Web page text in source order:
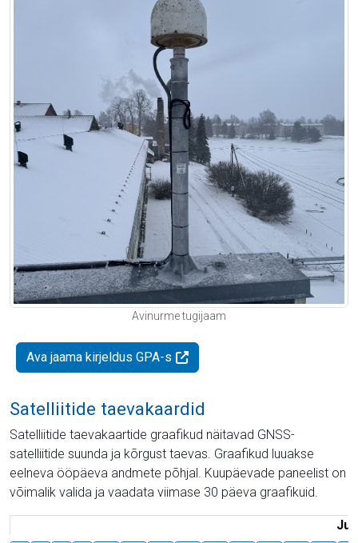
Avinurme tugijaam
Ava jaama kirjeldus GPA-s
Satelliitide taevakaardid
Satelliitide taevakaartide graafikud näitavad GNSS-
satelliitide suunda ja kõrgust taevas. Graafikud luuakse
eelneva ööpäeva andmete põhjal. Kuupäevade paneelist on
võimalik valida ja vaadata viimase 30 päeva graafikuid.